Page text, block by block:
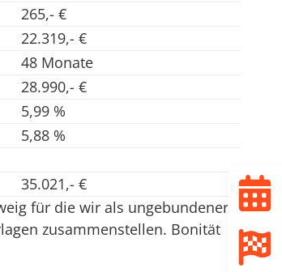
265,- €
22.319,- €
48 Monate
28.990,- €
5,99 %
5,88 %
35.021,- €
für die wir als ungebundener
zusammenstellen. Bonität